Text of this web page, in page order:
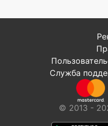
Служба
© 2013 -